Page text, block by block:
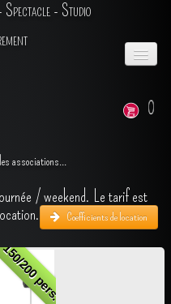
Spectacle - Studio
▼
▼
/ VENTE
0
associations...
/ weekend. Le tarif est
Coefficients de location
150/200 pers.